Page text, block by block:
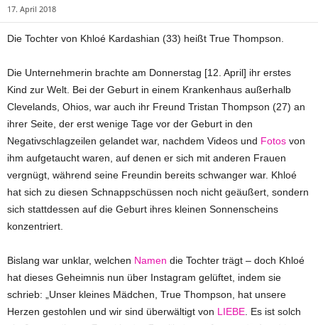
17. April 2018
Die Tochter von Khloé Kardashian (33) heißt True Thompson.
Die Unternehmerin brachte am Donnerstag [12. April] ihr erstes
Kind zur Welt. Bei der Geburt in einem Krankenhaus außerhalb
Clevelands, Ohios, war auch ihr Freund Tristan Thompson (27) an
ihrer Seite, der erst wenige Tage vor der Geburt in den
Negativschlagzeilen gelandet war, nachdem Videos und Fotos von
ihm aufgetaucht waren, auf denen er sich mit anderen Frauen
vergnügt, während seine Freundin bereits schwanger war. Khloé
hat sich zu diesen Schnappschüssen noch nicht geäußert, sondern
sich stattdessen auf die Geburt ihres kleinen Sonnenscheins
konzentriert.
Bislang war unklar, welchen Namen die Tochter trägt – doch Khloé
hat dieses Geheimnis nun über Instagram gelüftet, indem sie
schrieb: „Unser kleines Mädchen, True Thompson, hat unsere
Herzen gestohlen und wir sind überwältigt von LIEBE . Es ist solch